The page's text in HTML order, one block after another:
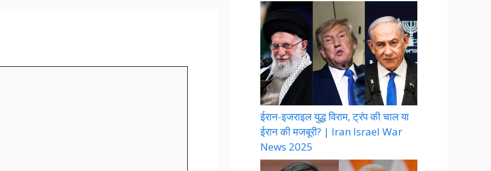
ईरान-इजराइल युद्ध विराम, ट्रंप की चाल या
ईरान की मजबूरी? | Iran Israel War
News 2025